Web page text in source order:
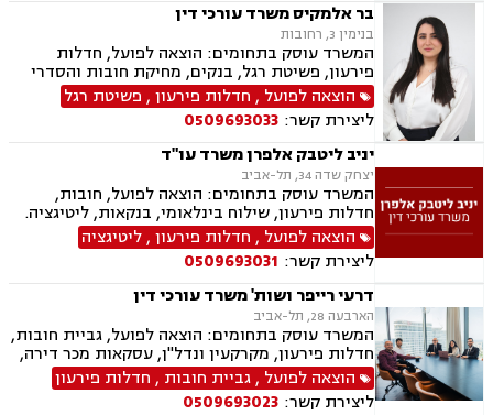
בר אלמקיס משרד עורכי דין
בנימין 3, רחובות
המשרד עוסק בתחומים: הוצאה לפועל, חדלות
פירעון, פשיטת רגל, בנקים, מחיקת חובות והסדרי
חוב, דיני משפחה, גישור במשפחה, ידועים בציבור,
הסכמי ממון, מזונות, משמורת, גירושין, חלוקת רכוש,
זמני שהות, ניכור הורי
הוצאה לפועל , חדלות פירעון, פשיטת רגל
ליצירת קשר: 0509693033
יניב ליטבק אלפרן משרד עו"ד
יצחק שדה 34, תל-אביב
המשרד עוסק בתחומים: הוצאה לפועל, חובות,
חדלות פירעון, שילוח בינלאומי, בנקאות, ליטיגציה.
הוצאה לפועל , חדלות פירעון,ליטיגציה
ליצירת קשר: 0509693031
דרעי רייפר ושות' משרד עורכי דין
הארבעה 28, תל-אביב
המשרד עוסק בתחומים: הוצאה לפועל, גביית חובות,
חדלות פירעון, מקרקעין ונדל"ן, עסקאות מכר דירה,
דיני משפחה, חלוקת רכוש, דיני חוזים, ירושות
וצוואות.
הוצאה לפועל ,גביית חובות , חדלות פירעון
ליצירת קשר: 0509693023